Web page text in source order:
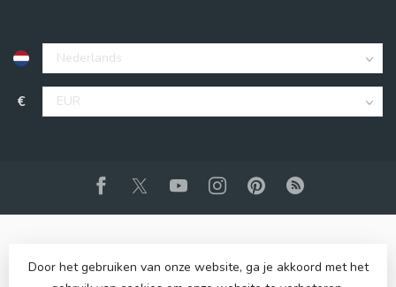
€
Door het gebruiken van onze website, ga je akkoord met het